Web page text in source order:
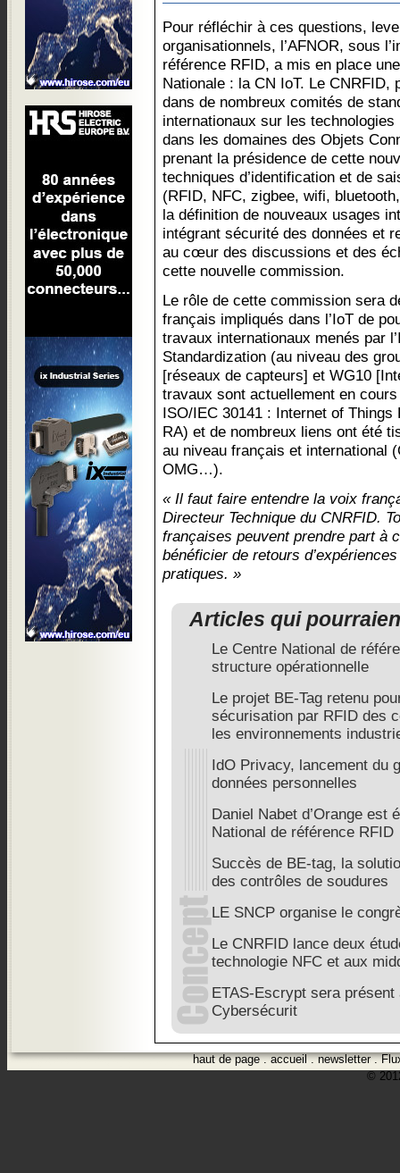
Pour réfléchir à ces questions,
organisationnels, l’AFNOR, sous
référence RFID, a mis en place
Nationale : la CN IoT. Le CNRFID,
dans de nombreux comités de
internationaux sur les
dans les domaines des Objets
prenant la présidence de cette
techniques d’identification et de
(RFID, NFC, zigbee, wifi,
la définition de nouveaux usages
intégrant sécurité des données et
au cœur des discussions et des
cette nouvelle commission.
Le rôle de cette commission sera
français impliqués dans l’IoT de
travaux internationaux menés par
Standardization (au niveau des
[réseaux de capteurs] et WG10
travaux sont actuellement en
ISO/IEC 30141 : Internet of
RA) et de nombreux liens ont été
au niveau français et international
OMG…).
« Il faut faire entendre la voix
Directeur Technique du CNRFID.
françaises peuvent prendre part à
bénéficier de retours
pratiques. »
Articles qui
Le Centre National de
structure opérationnelle
Le projet BE-Tag retenu
sécurisation par RFID des
les environnements
IdO Privacy, lancement du
données personnelles
Daniel Nabet d’Orange est
National de référence RFID
Succès de BE-tag, la
des contrôles de soudures
LE SNCP organise le
Le CNRFID lance deux
technologie NFC et aux
ETAS-Escrypt sera
Cybersécurit
haut de page.accueil.newsletter.
©